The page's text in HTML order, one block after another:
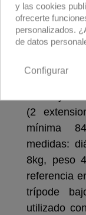
Descripción
TrípodeC-
base
(2
mínima
medidas:
8kg, peso
referencia
trípode
utilizado
y las cookies
ofrecerte
personalizados.
de datos
Configurar